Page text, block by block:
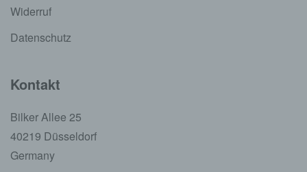
Widerruf
Datenschutz
Kontakt
Bilker Allee 25
40219 Düsseldorf
Germany